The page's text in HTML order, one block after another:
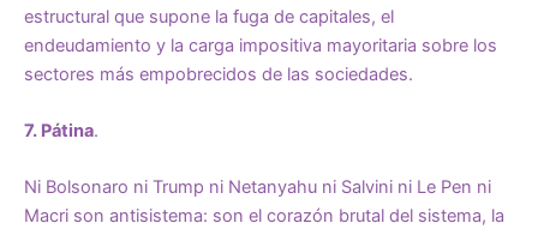
estructural que supone la fuga de capitales, el
endeudamiento y la carga impositiva mayoritaria sobre los
sectores más empobrecidos de las sociedades.
7. Pátina.
Ni Bolsonaro ni Trump ni Netanyahu ni Salvini ni Le Pen ni
Macri son antisistema: son el corazón brutal del sistema, la